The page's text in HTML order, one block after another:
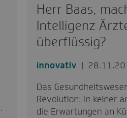
Herr Baas,
Intelligenz
überflüssig?
innovativ
Das
Revolution: In keiner
die Erwartungen an